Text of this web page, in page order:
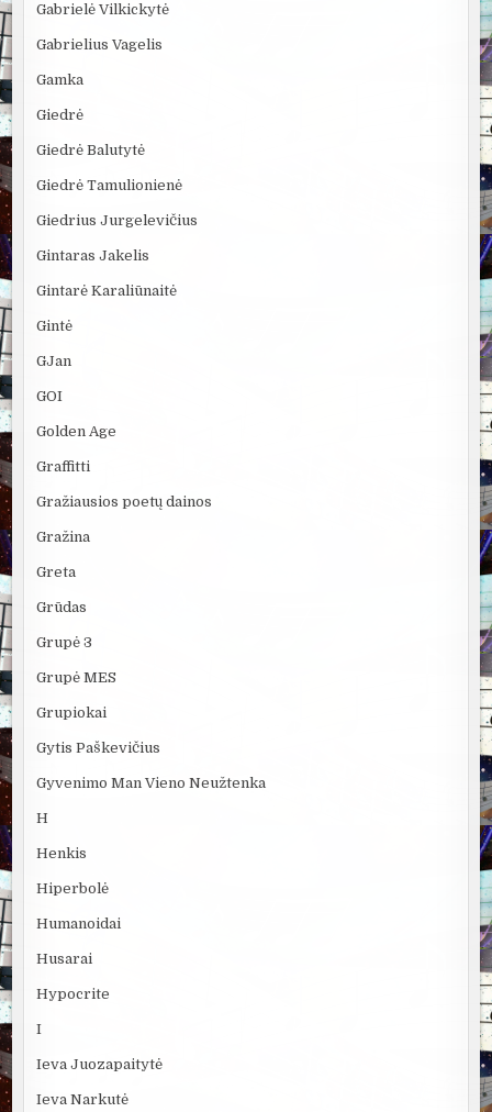
Gabrielė Vilkickytė
Gabrielius Vagelis
Gamka
Giedrė
Giedrė Balutytė
Giedrė Tamulionienė
Giedrius Jurgelevičius
Gintaras Jakelis
Gintarė Karaliūnaitė
Gintė
GJan
GOI
Golden Age
Graffitti
Gražiausios poetų dainos
Gražina
Greta
Grūdas
Grupė 3
Grupė MES
Grupiokai
Gytis Paškevičius
Gyvenimo Man Vieno Neužtenka
H
Henkis
Hiperbolė
Humanoidai
Husarai
Hypocrite
I
Ieva Juozapaitytė
Ieva Narkutė